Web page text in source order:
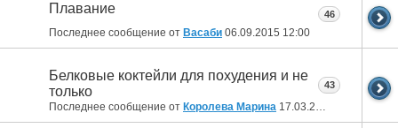
Плавание
Последнее сообщение от Васаби 06.09.2015 12:00
46
Белковые коктейли для похудения и не
только
Последнее сообщение от Королева Марина 17.03.2015
43